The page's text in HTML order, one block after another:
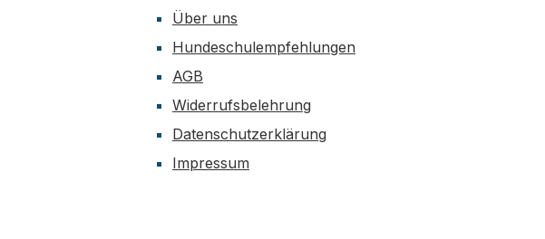
Über uns
Hundeschulempfehlungen
AGB
Widerrufsbelehrung
Datenschutzerklärung
Impressum